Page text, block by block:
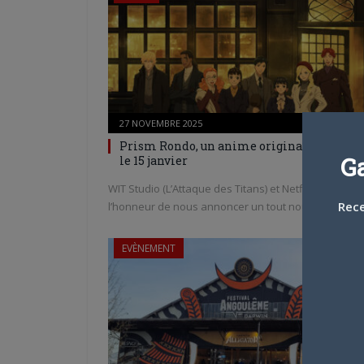
27 NOVEMBRE 2025
Prism Rondo, un anime original sur Netflix
le 15 janvier
WIT Studio (L’Attaque des Titans) et Netflix ont
l’honneur de nous annoncer un tout nouvel…
EVÈNEMENT